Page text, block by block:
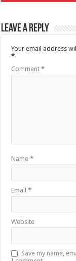
Leave a Reply
Your email address
*
Comment*
Name*
Email*
Website
Save my name,